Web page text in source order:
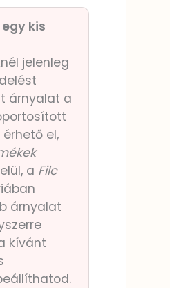
kis
jelenleg
árnyalat a
el,
a Filc
árnyalat
kívánt